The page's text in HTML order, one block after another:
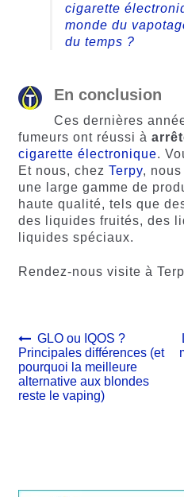
cigarette
monde du
du temps ?
En conclusion
Ces dernières
fumeurs ont réussi à
cigarette électronique.
Et nous, chez Terpy,
une large gamme de
haute qualité, tels que
des liquides fruités, des
liquides spéciaux.
Rendez-nous visite à
Navigation
de
l’article
Article
précédent :
GLO ou IQOS ?
Principales différences (et
pourquoi la meilleure
alternative aux blondes
reste le vaping)